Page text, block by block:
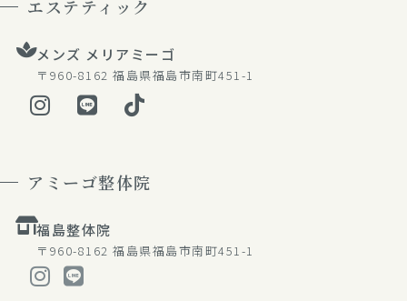
エステティック
メンズ メリアミーゴ
〒960-8162 福島県福島市南町451-1
アミーゴ整体院
福島整体院
〒960-8162 福島県福島市南町451-1